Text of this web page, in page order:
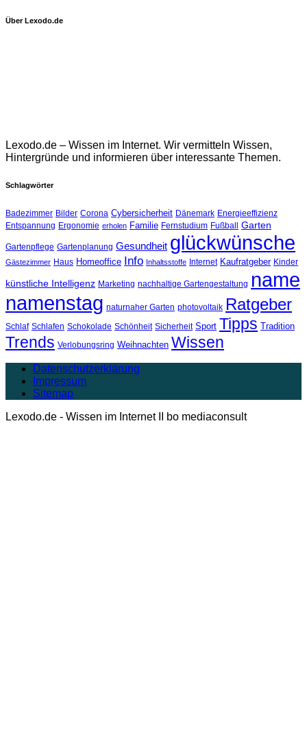
Über Lexodo.de
Lexodo.de – Wissen im Internet. Wir vermitteln Wissen,
Hintergründe und informieren über interessante Themen.
Schlagwörter
Badezimmer Bilder Corona Cybersicherheit Dänemark Energieeffizienz
Entspannung Ergonomie erholen Familie Fernstudium Fußball Garten
Gartenpflege Gartenplanung Gesundheit glückwünsche
Gästezimmer Haus Homeoffice Info Inhaltsstoffe Internet Kaufratgeber Kinder
künstliche Intelligenz Marketing nachhaltige Gartengestaltung name
namenstag naturnaher Garten photovoltaik Ratgeber
Schlaf Schlafen Schokolade Schönheit Sicherheit Sport Tipps Tradition
Trends Verlobungsring Weihnachten Wissen
Datenschutzerklärung
Impressum
Sitemap
Lexodo.de - Wissen im Internet II bo mediaconsult